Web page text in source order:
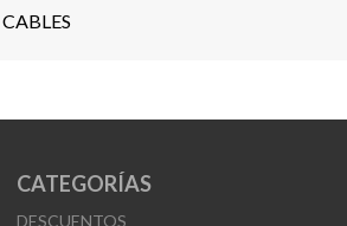
CABLES
CATEGORÍAS
DESCUENTOS